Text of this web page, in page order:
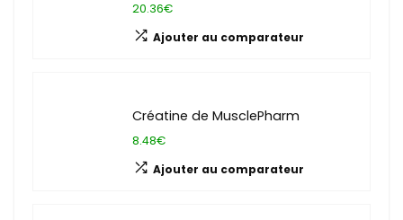
20.36€
Ajouter au comparateur
Créatine de MusclePharm
8.48€
Ajouter au comparateur